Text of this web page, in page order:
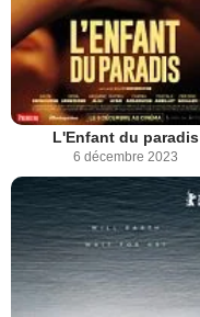
L'Enfant du paradis
6 décembre 2023